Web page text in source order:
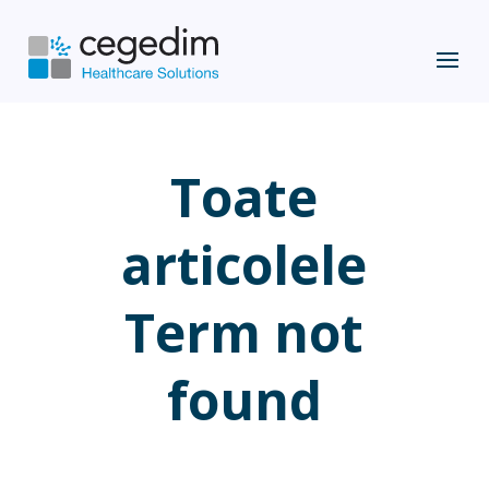
Toate
articolele
Term not
found